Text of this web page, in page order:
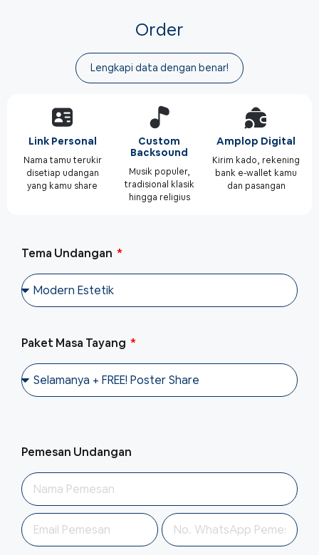
Order
Lengkapi data dengan benar!
Link Personal
Nama tamu terukir
disetiap udangan
yang kamu share
Custom
Backsound
Musik populer,
tradisional klasik
hingga religius
Amplop Digital
Kirim kado, rekening
bank e-wallet kamu
dan pasangan
Tema Undangan
Paket Masa Tayang
Pemesan Undangan